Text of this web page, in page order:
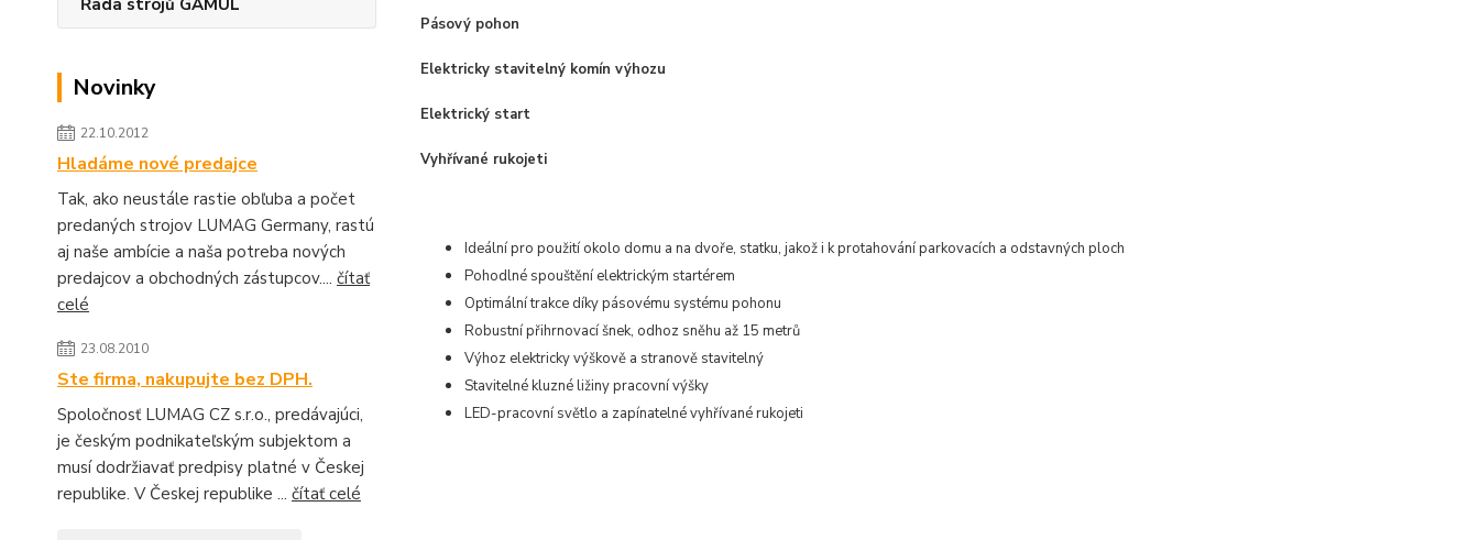
Řada strojů GAMUL
Novinky
22.10.2012
Hladáme nové predajce
Tak, ako neustále rastie obľuba a počet
predaných strojov LUMAG Germany, rastú
aj naše ambície a naša potreba nových
predajcov a obchodných zástupcov.... čítať
celé
23.08.2010
Ste firma, nakupujte bez DPH.
Spoločnosť LUMAG CZ s.r.o., predávajúci,
je českým podnikateľským subjektom a
musí dodržiavať predpisy platné v Českej
republike. V Českej republike ... čítať celé
Pásový pohon
Elektricky stavitelný komín výhozu
Elektrický start
Vyhřívané rukojeti
Ideální pro použití okolo domu a na dvoře, statku, jakož i k protahování parkovacích a odstavných ploch
Pohodlné spouštění elektrickým startérem
Optimální trakce díky pásovému systému pohonu
Robustní přihrnovací šnek, odhoz sněhu až 15 metrů
Výhoz elektricky výškově a stranově stavitelný
Stavitelné kluzné ližiny pracovní výšky
LED-pracovní světlo a zapínatelné vyhřívané rukojeti